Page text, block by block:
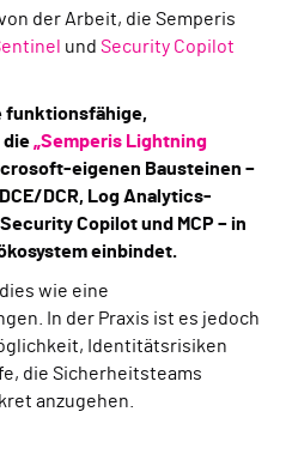
der Arbeit, die Semperis
und Security Copilot
funktionsfähige,
die„Semperis Lightning
eigenen Bausteinen –
DCR, Log Analytics-
Copilot und MCP – in
einbindet.
wie eine
In der Praxis ist es jedoch
Identitätsrisiken
die Sicherheitsteams
anzugehen.